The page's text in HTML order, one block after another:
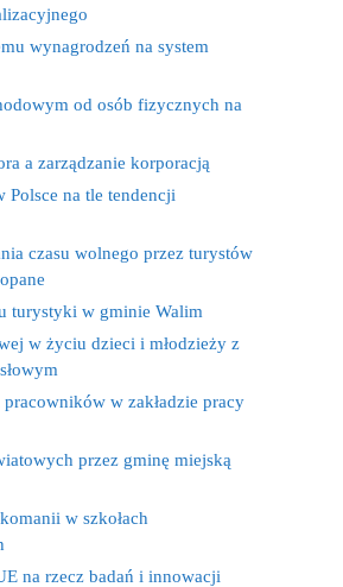
wynagrodzeń na system
od osób fizycznych na
a zarządzanie korporacją
Polsce na tle tendencji
czasu wolnego przez turystów
turystyki w gminie Walim
w życiu dzieci i młodzieży z
w zakładzie pracy
przez gminę miejską
w szkołach
na rzecz badań i innowacji